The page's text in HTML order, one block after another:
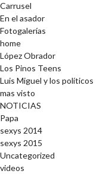
Carrusel
En el asador
Fotogalerías
home
López Obrador
Los Pinos Teens
Luis Miguel y los políticos
mas visto
NOTICIAS
Papa
sexys 2014
sexys 2015
Uncategorized
videos